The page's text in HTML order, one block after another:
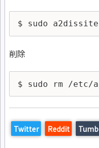
$ sudo a2dissite
削除
$ sudo rm /etc/
Twitter Reddit